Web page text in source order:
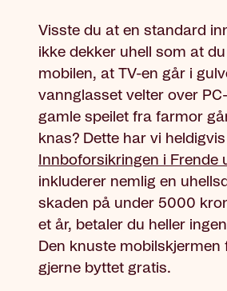
Visste du at en standard
ikke dekker uhell som at
mobilen, at TV-en går i
vannglasset velter over
gamle speilet fra farmor
knas? Dette har vi
Innboforsikringen i Frende
inkluderer nemlig en
skaden på under 5000
et år, betaler du heller
Den knuste mobilskjermen
gjerne byttet gratis.